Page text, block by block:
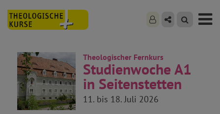
Theologischer Fernkurs
Studienwoche A1
in Seitenstetten
11. bis 18. Juli 2026